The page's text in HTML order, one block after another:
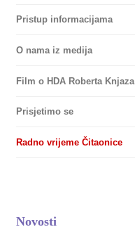
Pristup informacijama
O nama iz medija
Film o HDA Roberta Knjaza
Prisjetimo se
Radno vrijeme Čitaonice
Novosti